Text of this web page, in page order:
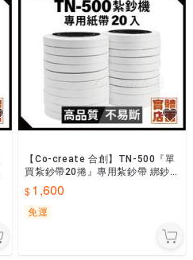
【Co-create 合創】TN-500『單
買紮鈔帶20捲』專用紮鈔帶 綁鈔
紙 綁鈔帶 捆鈔紙 捆鈔帶 紮鈔帶 紮
鈔紙
1,600
免運